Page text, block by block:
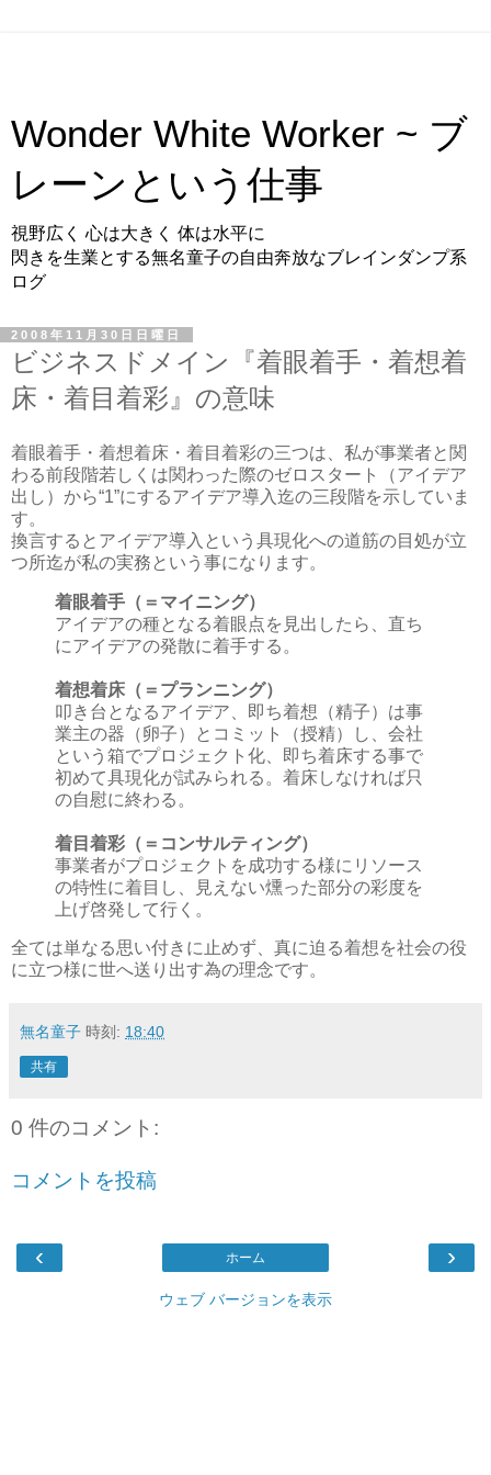
Wonder White Worker ~ ブ
レーンという仕事
視野広く 心は大きく 体は水平に
閃きを生業とする無名童子の自由奔放なブレインダンプ系
ログ
2008年11月30日日曜日
ビジネスドメイン『着眼着手・着想着
床・着目着彩』の意味
着眼着手・着想着床・着目着彩の三つは、私が事業者と関
わる前段階若しくは関わった際のゼロスタート（アイデア
出し）から“1”にするアイデア導入迄の三段階を示していま
す。
換言するとアイデア導入という具現化への道筋の目処が立
つ所迄が私の実務という事になります。
着眼着手 （＝マイニング）
アイデアの種となる着眼点を見出したら、直ち
にアイデアの発散に着手する。
着想着床 （＝プランニング）
叩き台となるアイデア、即ち着想（精子）は事
業主の器（卵子）とコミット（授精）し、会社
という箱でプロジェクト化、即ち着床する事で
初めて具現化が試みられる。着床しなければ只
の自慰に終わる。
着目着彩 （＝コンサルティング）
事業者がプロジェクトを成功する様にリソース
の特性に着目し、見えない燻った部分の彩度を
上げ啓発して行く。
全ては単なる思い付きに止めず、真に迫る着想を社会の役
に立つ様に世へ送り出す為の理念です。
無名童子 時刻: 18:40
共有
0 件のコメント:
コメントを投稿
‹ ›
ホーム
ウェブ バージョンを表示